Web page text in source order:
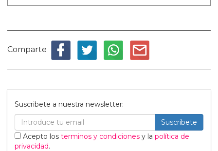
Comparte
Suscribete a nuestra newsletter:
Suscribete
Acepto los terminos y condiciones y la política de
privacidad.